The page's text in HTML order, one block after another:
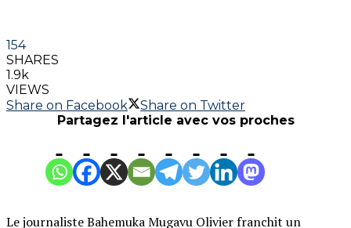
154
SHARES
1.9k
VIEWS
Share on Facebook
Share on Twitter
Partagez l'article avec vos proches
Le journaliste Bahemuka Mugavu Olivier franchit un